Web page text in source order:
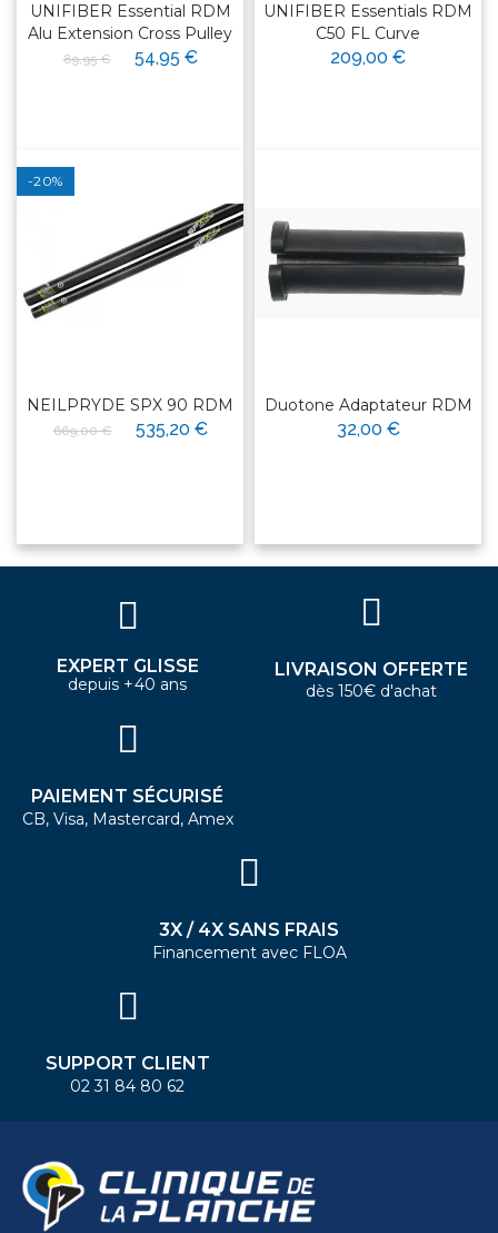
UNIFIBER Essential RDM
Alu Extension Cross Pulley
89,95 € 54,95 €
UNIFIBER Essentials RDM
C50 FL Curve
209,00 €
-20%
NEILPRYDE SPX 90 RDM
669,00 € 535,20 €
Duotone Adaptateur RDM
32,00 €
EXPERT GLISSE
depuis +40 ans
LIVRAISON OFFERTE
dès 150€ d'achat
PAIEMENT SÉCURISÉ
CB, Visa, Mastercard, Amex
3X / 4X SANS FRAIS
Financement avec FLOA
SUPPORT CLIENT
02 31 84 80 62